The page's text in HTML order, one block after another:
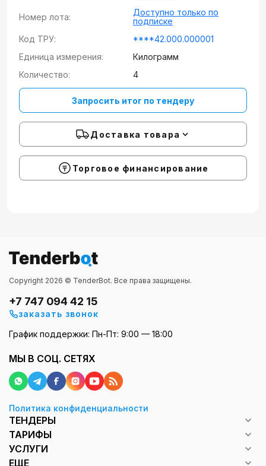
Номер лота:
Доступно только по
подписке
Код ТРУ:
****42.000.000001
Единица измерения:
Килограмм
Количество:
4
Запросить итог по тендеру
Доставка товара
Торговое финансирование
Copyright 2026 © TenderBot. Все права защищены.
+7 747 094 42 15
заказать звонок
График поддержки: Пн-Пт: 9:00 — 18:00
МЫ В СОЦ. СЕТЯХ
Политика конфиденциальности
ТЕНДЕРЫ
ТАРИФЫ
УСЛУГИ
ЕЩЕ